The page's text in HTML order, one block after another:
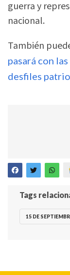
guerra y
nacional.
También
pasará con
desfiles
Tags
15 DE